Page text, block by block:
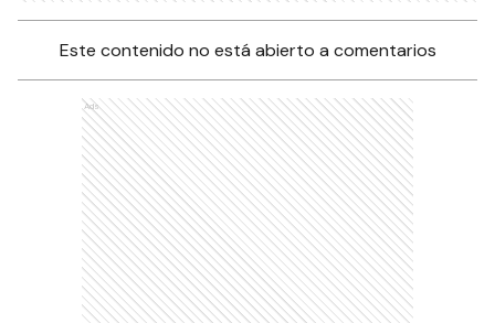
Este contenido no está abierto a comentarios
Ads